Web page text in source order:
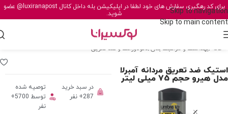
Skip to navigation
Skip to main content
برای کد رهگیری سفارش های خود لطفا در اپلیکیشن بله داخل کانال@luxiranapost عضو
شوید.
خانه /بهداشت و مراقبت بدن /دئودورانت و ضد تعریق
استیک ضد تعریق مردانه آمبرلا
مدل هیرو حجم 75 میلی لیتر
در سبد خرید
287+ نفر
توصیه شده
توسط 5700+
نفر